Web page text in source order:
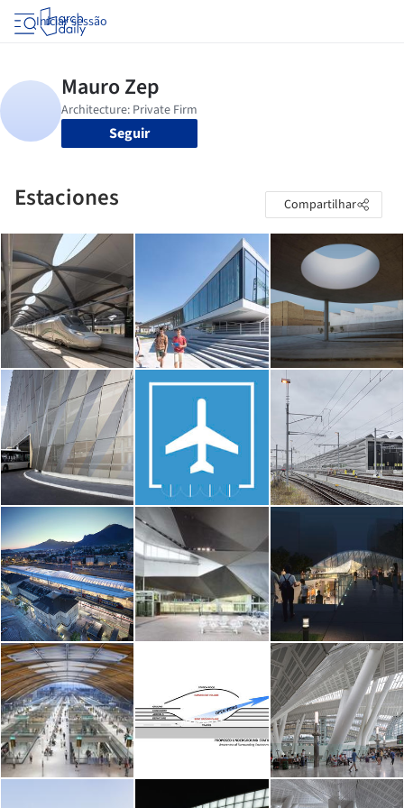
Iniciar sessão
Seguir
Estaciones Compartilhar